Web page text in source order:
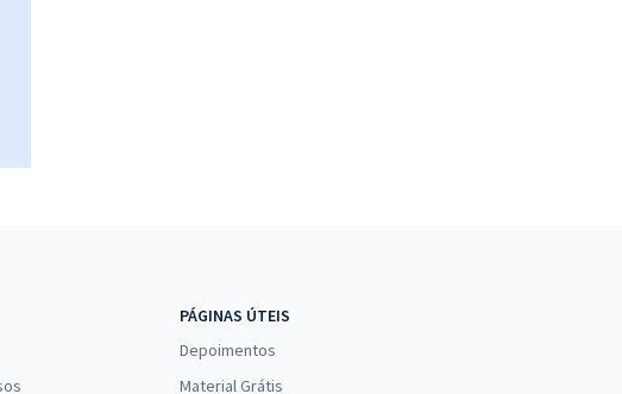
PÁGINAS ÚTEIS
Depoimentos
Material Grátis